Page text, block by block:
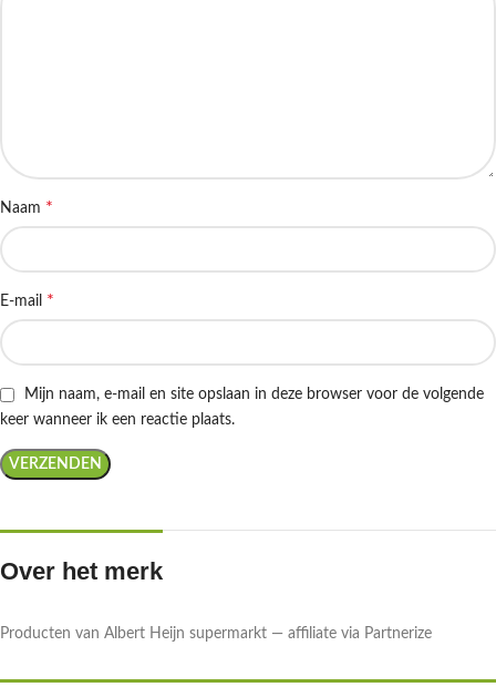
Naam *
E-mail *
Mijn naam, e-mail en site opslaan in deze browser voor de volgende
keer wanneer ik een reactie plaats.
Over het merk
Producten van Albert Heijn supermarkt — affiliate via Partnerize